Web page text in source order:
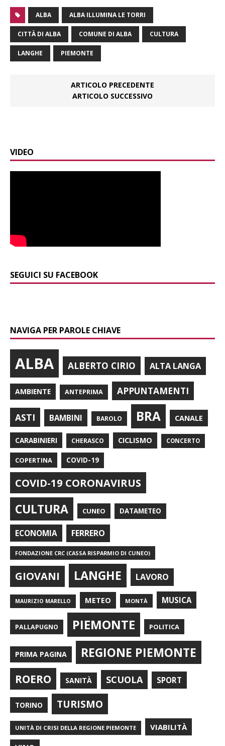
ALBA ALBA ILLUMINA LE TORRI
CITTÀ DI ALBA COMUNE DI ALBA CULTURA
LANGHE PIEMONTE
ARTICOLO PRECEDENTE
ARTICOLO SUCCESSIVO
VIDEO
SEGUICI SU FACEBOOK
NAVIGA PER PAROLE CHIAVE
ALBA ALBERTO CIRIO ALTA LANGA
AMBIENTE ANTEPRIMA APPUNTAMENTI
ASTI BAMBINI BAROLO BRA CANALE
CARABINIERI CHERASCO CICLISMO CONCERTO
COPERTINA COVID-19
COVID-19 CORONAVIRUS
CULTURA CUNEO DATAMETEO
ECONOMIA FERRERO
FONDAZIONE CRC (CASSA RISPARMIO DI CUNEO)
GIOVANI LANGHE LAVORO
MAURIZIO MARELLO METEO MONTÀ MUSICA
PALLAPUGNO PIEMONTE POLITICA
PRIMA PAGINA REGIONE PIEMONTE
ROERO SANITÀ SCUOLA SPORT
TORINO TURISMO
UNITÀ DI CRISI DELLA REGIONE PIEMONTE VIABILITÀ